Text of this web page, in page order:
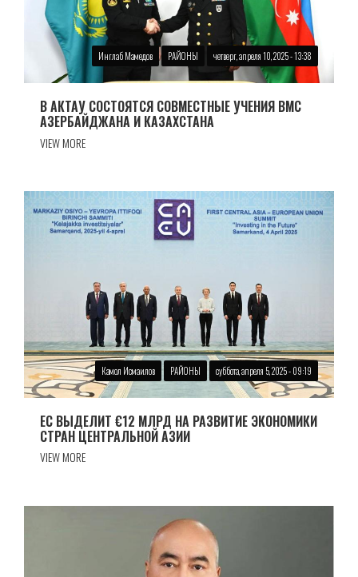
Инглаб Мамедов РАЙОНЫ четверг, апреля 10, 2025 - 13:38
В АКТАУ СОСТОЯТСЯ СОВМЕСТНЫЕ УЧЕНИЯ ВМС
АЗЕРБАЙДЖАНА И КАЗАХСТАНА
VIEW MORE
Камол Исмаилов РАЙОНЫ суббота, апреля 5, 2025 - 09:19
ЕС ВЫДЕЛИТ €12 МЛРД НА РАЗВИТИЕ ЭКОНОМИКИ
СТРАН ЦЕНТРАЛЬНОЙ АЗИИ
VIEW MORE